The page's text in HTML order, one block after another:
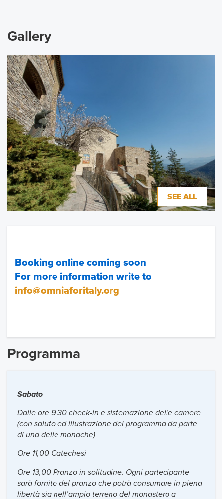
Gallery
SEE ALL
Booking online coming soon
For more information write to
info@omniaforitaly.org
Programma
Sabato
Dalle ore 9,30 check-in e sistemazione delle camere
(con saluto ed illustrazione del programma da parte
di una delle monache)
Ore 11,00 Catechesi
Ore 13,00 Pranzo in solitudine. Ogni partecipante
sarà fornito del pranzo che potrà consumare in piena
libertà sia nell’ampio terreno del monastero a